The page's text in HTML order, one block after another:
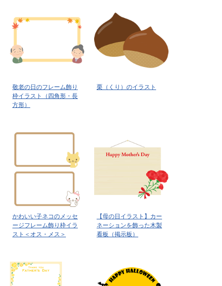
敬老の日のフレーム飾り
枠イラスト（四角形・長
方形）
栗（くり）のイラスト
かわいい子ネコのメッセ
ージフレーム飾り枠イラ
スト＜オス・メス＞
【母の日イラスト】カー
ネーションを飾った木製
看板（掲示板）